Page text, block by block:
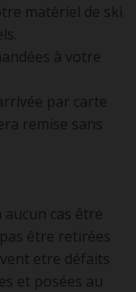
matériel de ski
à votre
par carte
remise sans
aucun cas être
être retirées
etre défaits
et posées au